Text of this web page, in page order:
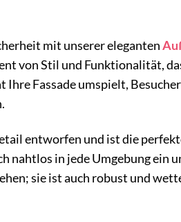
mit unserer eleganten
von Stil und Funktionalität,
Fassade umspielt,
entworfen und ist die
nahtlos in jede Umgebung ein
sie ist auch robust und